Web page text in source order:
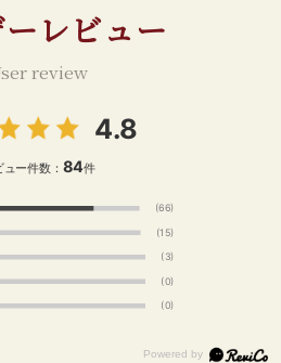
ンジ #おやつの時間 #シ
ューアイス #クロワッサン
#デザート #ティータイ
レビュー
review
4.8
ュー件数： 84件
(66)
(15)
(3)
(0)
(0)